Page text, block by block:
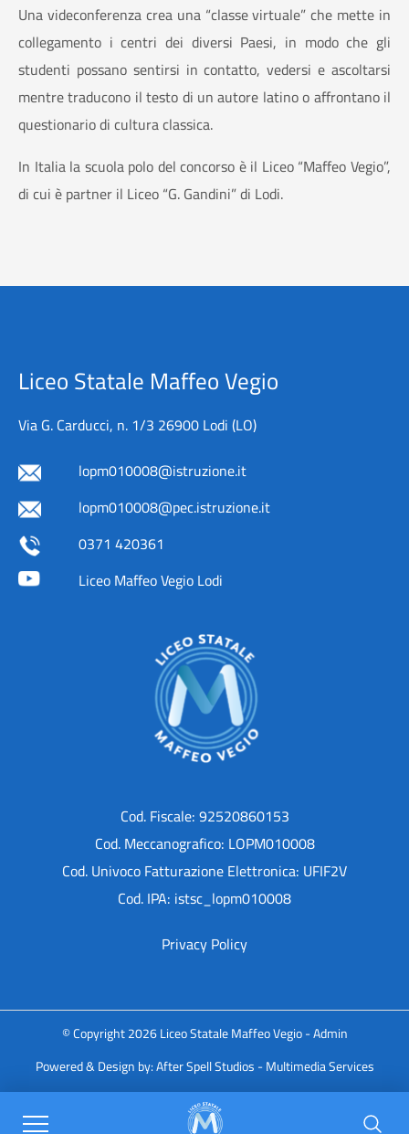
Una videconferenza crea una “classe virtuale” che mette in
collegamento i centri dei diversi Paesi, in modo che gli
studenti possano sentirsi in contatto, vedersi e ascoltarsi
mentre traducono il testo di un autore latino o affrontano il
questionario di cultura classica.
In Italia la scuola polo del concorso è il Liceo “Maffeo Vegio”,
di cui è partner il Liceo “G. Gandini” di Lodi.
Liceo Statale Maffeo Vegio
Via G. Carducci, n. 1/3 26900 Lodi (LO)
lopm010008@istruzione.it
lopm010008@pec.istruzione.it
0371 420361
Liceo Maffeo Vegio Lodi
Cod. Fiscale: 92520860153
Cod. Meccanografico: LOPM010008
Cod. Univoco Fatturazione Elettronica: UFIF2V
Cod. IPA: istsc_lopm010008
Privacy Policy
© Copyright 2026 Liceo Statale Maffeo Vegio -Admin
Powered & Design by:After Spell Studios - Multimedia Services